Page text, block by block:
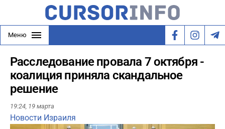
Меню
Расследование провала 7 октября -
коалиция приняла скандальное
решение
19:24, 19 марта
Новости Израиля